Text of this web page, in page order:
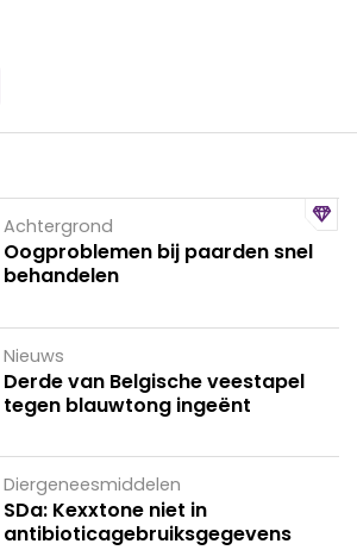
Achtergrond
Oogproblemen bij paarden snel
behandelen
Nieuws
Derde van Belgische veestapel
tegen blauwtong ingeënt
Diergeneesmiddelen
SDa: Kexxtone niet in
antibioticagebruiksgegevens